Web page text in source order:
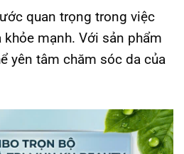
quan trọng trong việc
mạnh. Với sản phẩm
yên tâm chăm sóc da của